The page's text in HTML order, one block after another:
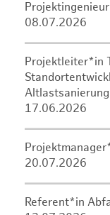
08.07.2026
Projektleiter*in
17.06.2026
20.07.2026
Referent*in